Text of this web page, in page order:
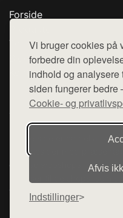
Vi bruger cookies på
forbedre din
indhold og analysere
siden fungerer bedre
Cookie- og
Afvis
Indstillinger
Forside
Top Rabatter
Blog
Kontakt
Denne side er en del af
hjemmesider med
diverse webshops. Der
varerne på lager.